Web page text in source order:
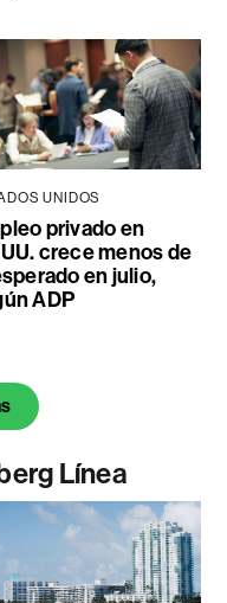
UNIDOS
privado en
crece menos de
en julio,
ADP
Línea